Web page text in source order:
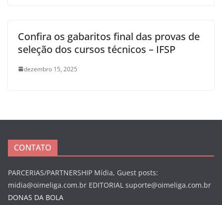
Confira os gabaritos final das provas de
seleção dos cursos técnicos – IFSP
dezembro 15, 2025
CONTATO
PARCERIAS/PARTNERSHIP Mídia, Guest posts:
midia@oimeliga.com.br EDITORIAL suporte@oimeliga.com.br
DONAS DA BOLA